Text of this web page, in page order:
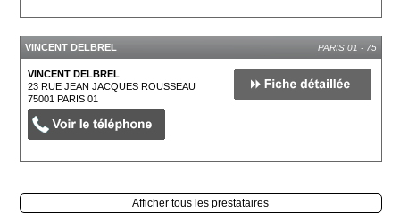
VINCENT DELBREL PARIS 01 - 75
VINCENT DELBREL
23 RUE JEAN JACQUES ROUSSEAU
75001PARIS 01
Afficher tous les prestataires